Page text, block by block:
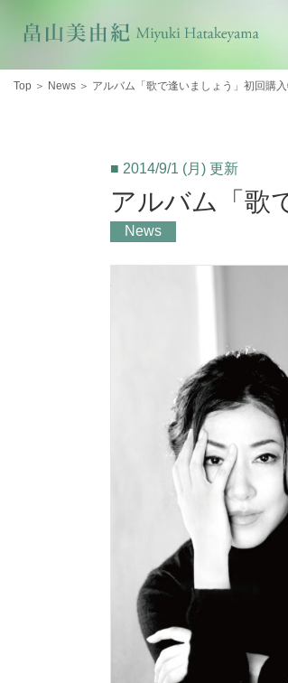
Top ＞ News ＞ アルバム「歌で逢いましょう」初回購入
■ 2014/9/1 (月) 更新
アルバム「歌
News